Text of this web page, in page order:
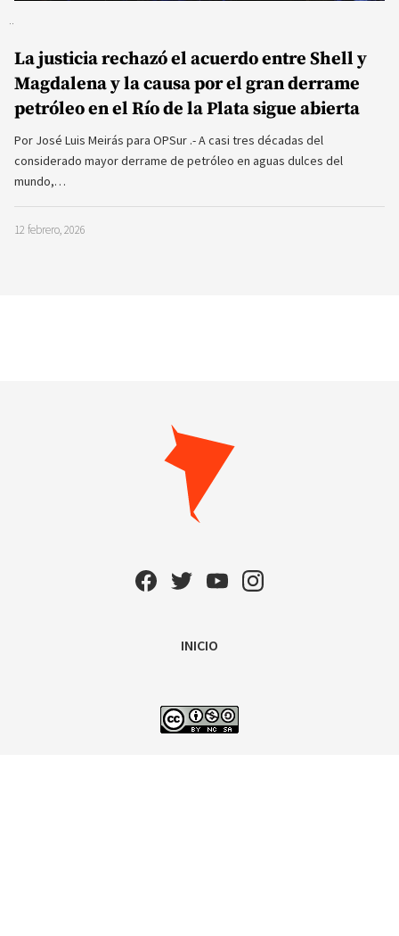
La justicia rechazó el acuerdo entre Shell y
Magdalena y la causa por el gran derrame
petróleo en el Río de la Plata sigue abierta
Por José Luis Meirás para OPSur .- A casi tres décadas del
considerado mayor derrame de petróleo en aguas dulces del
mundo,…
12 febrero, 2026
INICIO